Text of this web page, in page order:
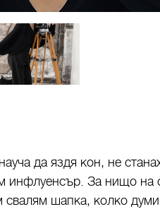
да яздя кон, не
инфлуенсър. За нищо на
шапка, колко